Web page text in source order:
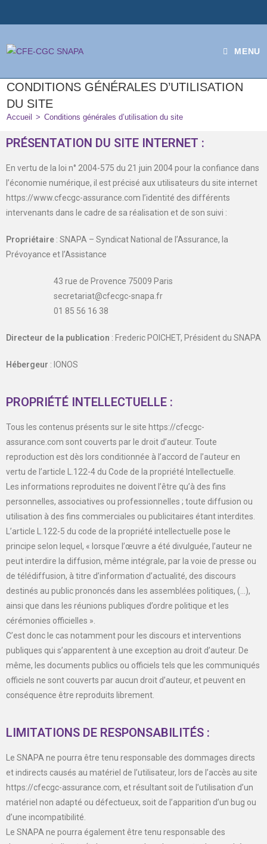
MENU
CONDITIONS GÉNÉRALES D’UTILISATION
DU SITE
Accueil > Conditions générales d’utilisation du site
PRÉSENTATION DU SITE INTERNET :
En vertu de la loi n° 2004-575 du 21 juin 2004 pour la confiance dans
l’économie numérique, il est précisé aux utilisateurs du site internet
https://www.cfecgc-assurance.com l’identité des différents
intervenants dans le cadre de sa réalisation et de son suivi :
Propriétaire : SNAPA – Syndicat National de l’Assurance, la
Prévoyance et l’Assistance
43 rue de Provence 75009 Paris
secretariat@cfecgc-snapa.fr
01 85 56 16 38
Directeur de la publication : Frederic POICHET, Président du SNAPA
Hébergeur : IONOS
PROPRIÉTÉ INTELLECTUELLE :
Tous les contenus présents sur le site https://cfecgc-
assurance.com sont couverts par le droit d’auteur. Toute
reproduction est dès lors conditionnée à l’accord de l’auteur en
vertu de l’article L.122-4 du Code de la propriété Intellectuelle.
Les informations reproduites ne doivent l’être qu’à des fins
personnelles, associatives ou professionnelles ; toute diffusion ou
utilisation à des fins commerciales ou publicitaires étant interdites.
L’article L.122-5 du code de la propriété intellectuelle pose le
principe selon lequel, « lorsque l’œuvre a été divulguée, l’auteur ne
peut interdire la diffusion, même intégrale, par la voie de presse ou
de télédiffusion, à titre d’information d’actualité, des discours
destinés au public prononcés dans les assemblées politiques, (…),
ainsi que dans les réunions publiques d’ordre politique et les
cérémonies officielles ».
C’est donc le cas notamment pour les discours et interventions
publiques qui s’apparentent à une exception au droit d’auteur. De
même, les documents publics ou officiels tels que les communiqués
officiels ne sont couverts par aucun droit d’auteur, et peuvent en
conséquence être reproduits librement.
LIMITATIONS DE RESPONSABILITÉS :
Le SNAPA ne pourra être tenu responsable des dommages directs
et indirects causés au matériel de l’utilisateur, lors de l’accès au site
https://cfecgc-assurance.com, et résultant soit de l’utilisation d’un
matériel non adapté ou défectueux, soit de l’apparition d’un bug ou
d’une incompatibilité.
Le SNAPA ne pourra également être tenu responsable des